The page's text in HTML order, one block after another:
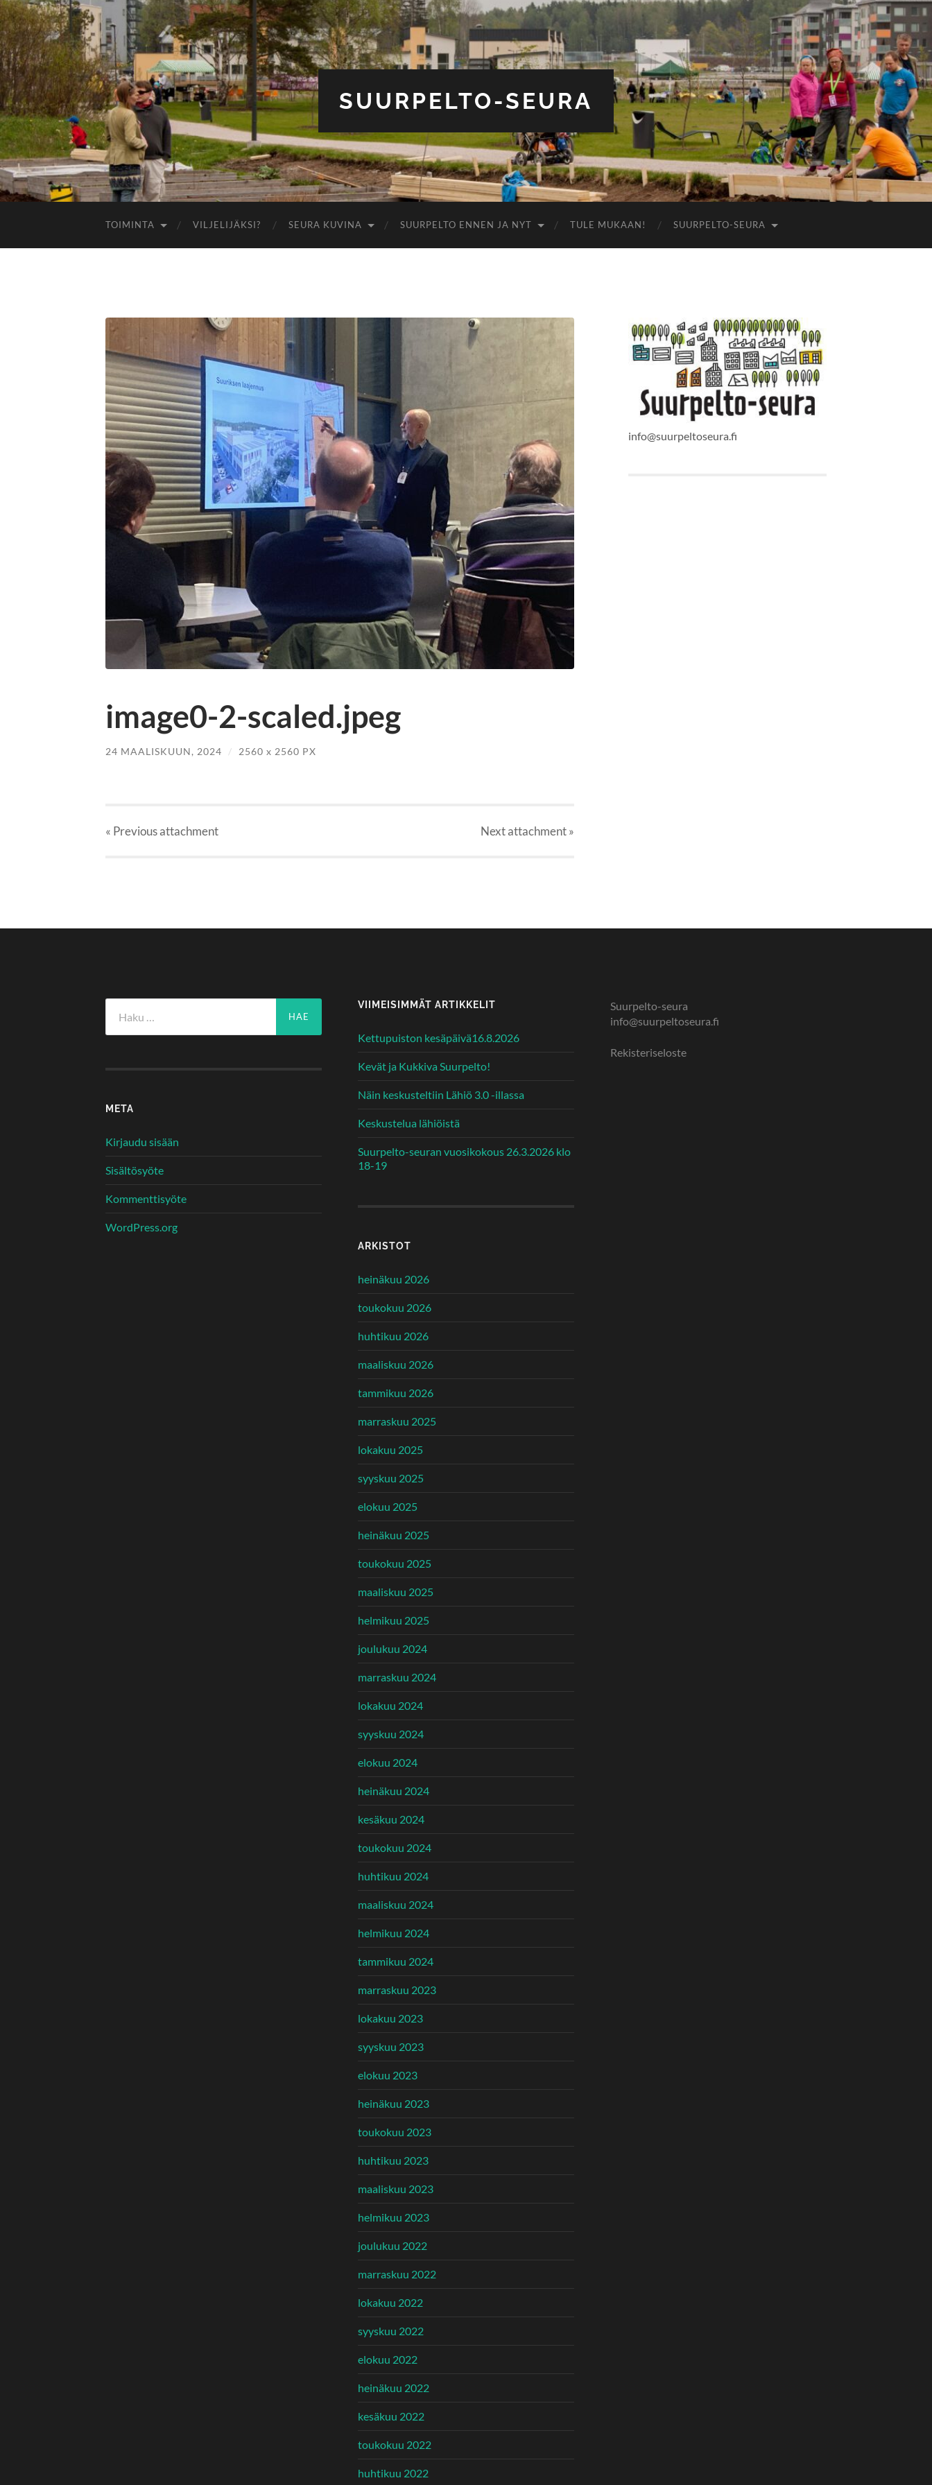
SUURPELTO-SEURA
TOIMINTA VILJELIJÄKSI? SEURA KUVINA SUURPELTO ENNEN JA NYT TULE MUKAAN! SUURPELTO-SEURA
image0-2-scaled.jpeg
24 MAALISKUUN, 2024 / 2560 x 2560 PX
« Previousattachment Nextattachment»
info@suurpeltoseura.fi
META
Kirjaudu sisään
Sisältösyöte
Kommenttisyöte
WordPress.org
VIIMEISIMMÄT ARTIKKELIT
Kettupuiston kesäpäivä16.8.2026
Kevät ja Kukkiva Suurpelto!
Näin keskusteltiin Lähiö 3.0 -illassa
Keskustelua lähiöistä
Suurpelto-seuran vuosikokous 26.3.2026 klo
18-19
ARKISTOT
heinäkuu 2026
toukokuu 2026
huhtikuu 2026
maaliskuu 2026
tammikuu 2026
marraskuu 2025
lokakuu 2025
syyskuu 2025
elokuu 2025
heinäkuu 2025
toukokuu 2025
maaliskuu 2025
helmikuu 2025
joulukuu 2024
marraskuu 2024
lokakuu 2024
syyskuu 2024
elokuu 2024
heinäkuu 2024
kesäkuu 2024
toukokuu 2024
huhtikuu 2024
maaliskuu 2024
helmikuu 2024
tammikuu 2024
marraskuu 2023
lokakuu 2023
syyskuu 2023
elokuu 2023
heinäkuu 2023
toukokuu 2023
huhtikuu 2023
maaliskuu 2023
helmikuu 2023
joulukuu 2022
marraskuu 2022
lokakuu 2022
syyskuu 2022
elokuu 2022
heinäkuu 2022
kesäkuu 2022
toukokuu 2022
huhtikuu 2022
Suurpelto-seura
info@suurpeltoseura.fi
Rekisteriseloste